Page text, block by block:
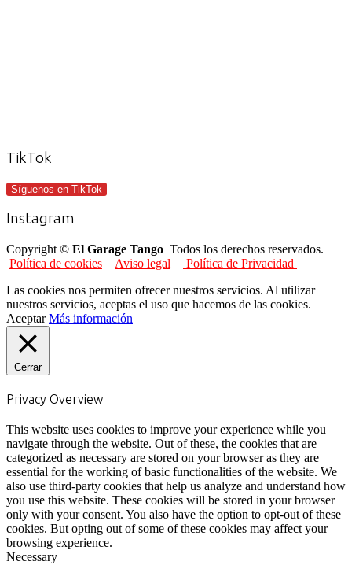
TikTok
Síguenos en TikTok
Instagram
Copyright © El Garage Tango Todos los derechos reservados.
Política de cookies
Aviso legal
Política de Privacidad
Las cookies nos permiten ofrecer nuestros servicios. Al utilizar
nuestros servicios, aceptas el uso que hacemos de las cookies.
Aceptar Más información
Cerrar
Privacy Overview
This website uses cookies to improve your experience while you
navigate through the website. Out of these, the cookies that are
categorized as necessary are stored on your browser as they are
essential for the working of basic functionalities of the website. We
also use third-party cookies that help us analyze and understand how
you use this website. These cookies will be stored in your browser
only with your consent. You also have the option to opt-out of these
cookies. But opting out of some of these cookies may affect your
browsing experience.
Necessary